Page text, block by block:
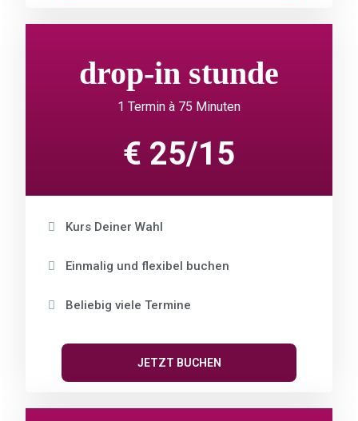
drop-in stunde
1 Termin à 75 Minuten
€ 25/15
Kurs Deiner Wahl
Einmalig und flexibel buchen
Beliebig viele Termine
JETZT BUCHEN